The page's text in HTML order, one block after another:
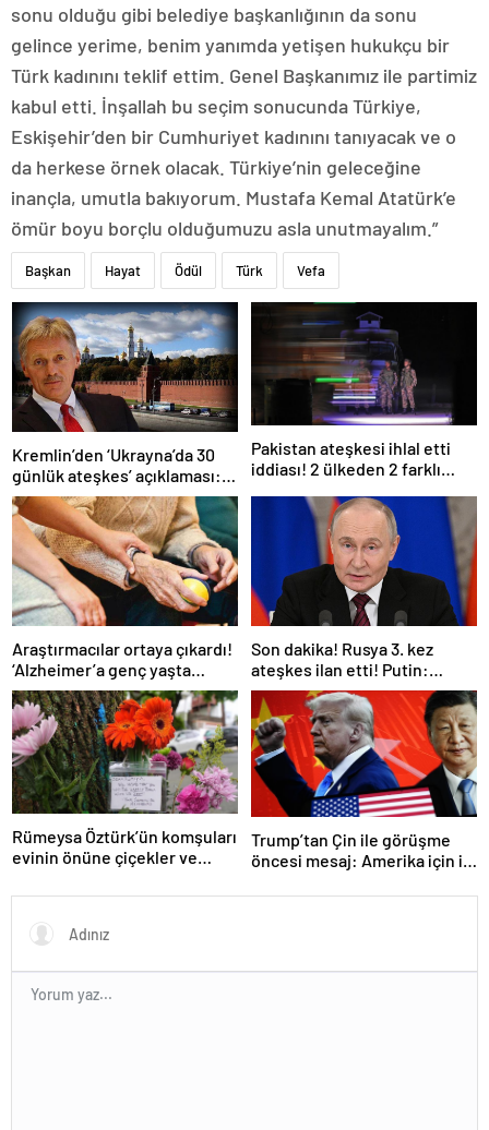
sonu olduğu gibi belediye başkanlığının da sonu
gelince yerime, benim yanımda yetişen hukukçu bir
Türk kadınını teklif ettim. Genel Başkanımız ile partimiz
kabul etti. İnşallah bu seçim sonucunda Türkiye,
Eskişehir’den bir Cumhuriyet kadınını tanıyacak ve o
da herkese örnek olacak. Türkiye’nin geleceğine
inançla, umutla bakıyorum. Mustafa Kemal Atatürk’e
ömür boyu borçlu olduğumuzu asla unutmayalım.”
Başkan Hayat Ödül Türk Vefa
Kremlin’den ‘Ukrayna’da 30
günlük ateşkes’ açıklaması:
Bunu iyice düşünmeliyiz
Pakistan ateşkesi ihlal etti
iddiası! 2 ülkeden 2 farklı
Araştırmacılar ortaya çıkardı!
‘Alzheimer’a genç yaşta
yakalanabilirsiniz’
Son dakika! Rusya 3. kez
ateşkes ilan etti! Putin:
Erdoğan ile görüşme
gerçekleştireceğiz
Rümeysa Öztürk’ün komşuları
evinin önüne çiçekler ve
Trump’tan Çin ile görüşme
öncesi mesaj: Amerika için iyi